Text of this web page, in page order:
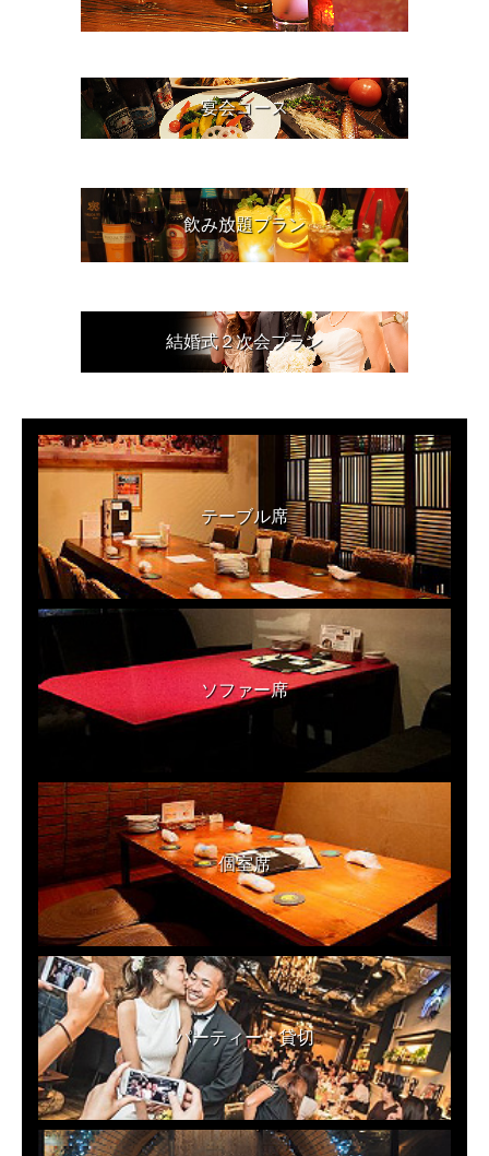
宴会コース
飲み放題プラン
結婚式２次会プラン
テーブル席
ソファー席
個室席
パーティー・貸切